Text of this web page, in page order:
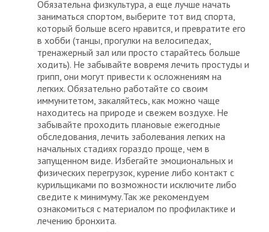
Обязательна физкультура, а еще лучше начать
заниматься спортом, выберите тот вид спорта,
который больше всего нравится, и превратите его
в хобби (танцы, прогулки на велосипедах,
тренажерный зал или просто старайтесь больше
ходить). Не забывайте вовремя лечить простуды и
грипп, они могут привести к осложнениям на
легких. Обязательно работайте со своим
иммунитетом, закаляйтесь, как можно чаще
находитесь на природе и свежем воздухе. Не
забывайте проходить плановые ежегодные
обследования, лечить заболевания легких на
начальных стадиях гораздо проще, чем в
запущенном виде. Избегайте эмоциональных и
физических перегрузок, курение либо контакт с
курильщиками по возможности исключите либо
сведите к минимуму.Так же рекомендуем
ознакомиться с материалом по профилактике и
лечению бронхита.